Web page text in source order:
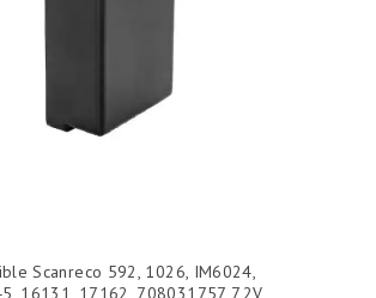
Scanreco 592, 1026, IM6024,
16131, 17162, 708031757 7,2V